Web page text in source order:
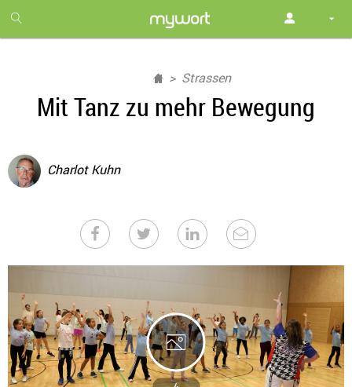
month
free
Strassen
Mit Tanz zu mehr Bewegung
Charlot Kuhn